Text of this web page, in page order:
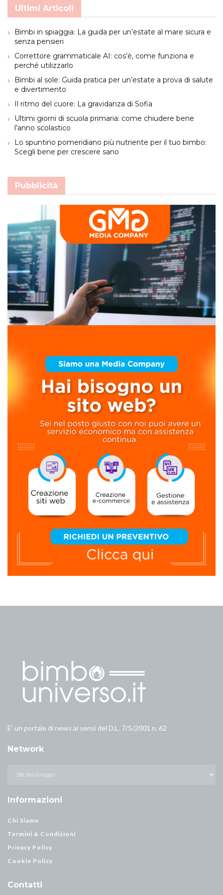
Ultimi Articoli
Bimbi in spiaggia: La guida per un’estate al mare sicura e
senza pensieri
Correttore grammaticale AI: cos’è, come funziona e
perché utilizzarlo
Bimbi al sole: Guida pratica per un’estate a prova di salute
e divertimento
Il ritmo del cuore: La gravidanza di Sofia
Ultimi giorni di scuola primaria: come chiudere bene
l’anno scolastico
Lo spuntino pomeridiano più nutriente per il tuo bimbo:
Scegli bene per crescere sano
Pubblicità
E’ un portale di news ai sensi del D.L. 7/5/2001 n. 62
Network
Informazioni
Chi Siamo
Termini & Condizioni
Privacy Policy
Cookie Policy
Contatti